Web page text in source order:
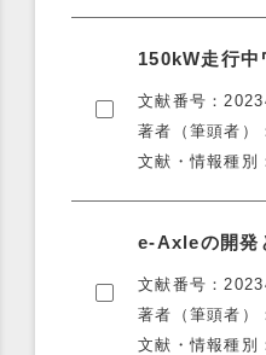
150kW走行中
文献番号
著者（筆頭者）
文献・情報種別
e-Axleの開発
文献番号
著者（筆頭者）
文献・情報種別